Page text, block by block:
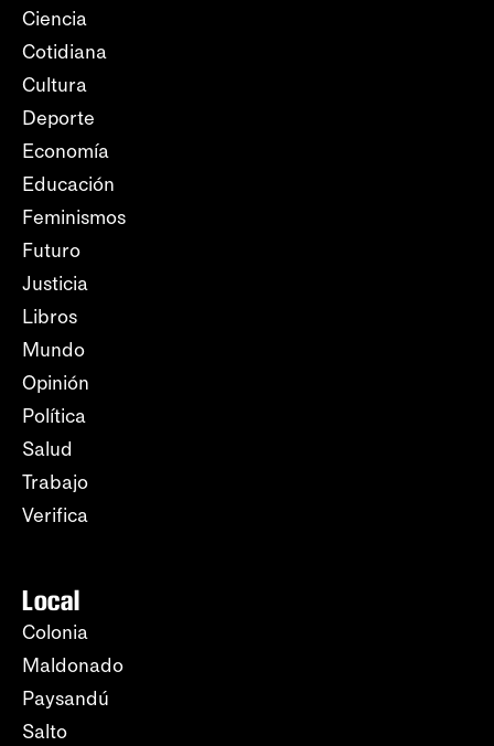
Ciencia
Cotidiana
Cultura
Deporte
Economía
Educación
Feminismos
Futuro
Justicia
Libros
Mundo
Opinión
Política
Salud
Trabajo
Verifica
Local
Colonia
Maldonado
Paysandú
Salto